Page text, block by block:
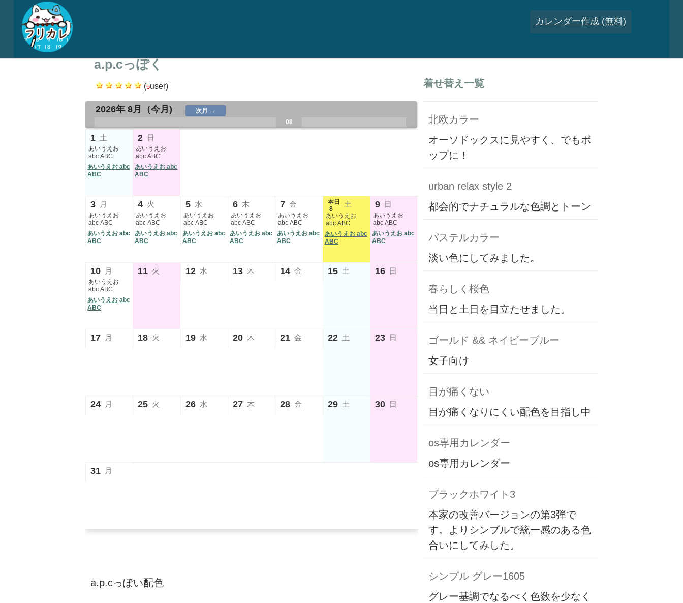
カレンダー作成 (無料)
a.p.cっぽく
(5user)
2026年 8月 （今月)
次月 →
08
1 土
あいうえお
abc ABC
あいうえお abc
ABC
2 日
あいうえお
abc ABC
あいうえお abc
ABC
3 月
あいうえお
abc ABC
あいうえお abc
ABC
4 火
あいうえお
abc ABC
あいうえお abc
ABC
5 水
あいうえお
abc ABC
あいうえお abc
ABC
6 木
あいうえお
abc ABC
あいうえお abc
ABC
7 金
あいうえお
abc ABC
あいうえお abc
ABC
本日
8
土
あいうえお
abc ABC
あいうえお abc
ABC
9 日
あいうえお
abc ABC
あいうえお abc
ABC
10 月
あいうえお
abc ABC
あいうえお abc
ABC
11 火 12 水 13 木 14 金 15 土 16 日
17 月 18 火 19 水 20 木 21 金 22 土 23 日
24 月 25 火 26 水 27 木 28 金 29 土 30 日
31 月
a.p.cっぽい配色
着せ替え一覧
北欧カラー
オーソドックスに見やすく、でもポ
ップに！
urban relax style 2
都会的でナチュラルな色調とトーン
パステルカラー
淡い色にしてみました。
春らしく桜色
当日と土日を目立たせました。
ゴールド && ネイビーブルー
女子向け
目が痛くない
目が痛くなりにくい配色を目指し中
os専用カレンダー
os専用カレンダー
ブラックホワイト3
本家の改善バージョンの第3弾で
す。よりシンプルで統一感のある色
合いにしてみした。
シンプル グレー1605
グレー基調でなるべく色数を少なく